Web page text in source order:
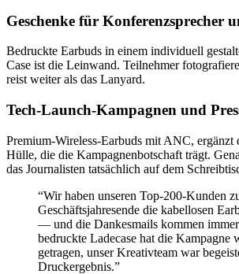
Geschenke für Konferenzsprecher
Bedruckte Earbuds in einem individuell
Case ist die Leinwand. Teilnehmer
reist weiter als das Lanyard.
Tech-Launch-Kampagnen und
Premium-Wireless-Earbuds mit ANC, ergänzt
Hülle, die die Kampagnenbotschaft trägt.
das Journalisten tatsächlich auf dem
“Wir haben unseren Top-200-Kunden
Geschäftsjahresende die kabellosen
— und die Dankesmails kommen
bedruckte Ladecase hat die Kampagne
getragen, unser Kreativteam war
Druckergebnis.”